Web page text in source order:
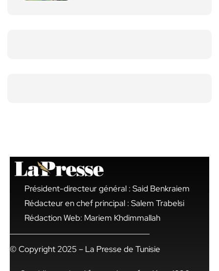
Président-directeur général : Said Benkraiem
Rédacteur en chef principal : Salem Trabelsi
Rédaction Web: Mariem Khdimmallah
© Copyright 2025 – La Presse de Tunisie